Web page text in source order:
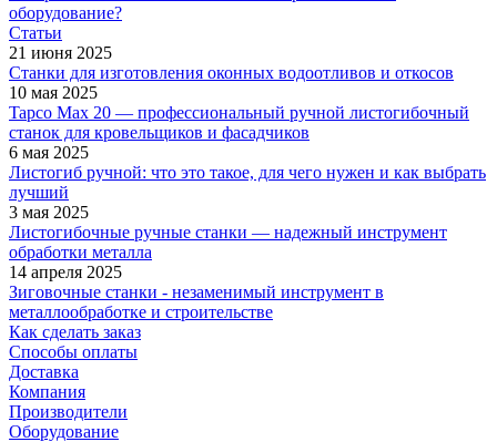
оборудование?
Статьи
21 июня 2025
Станки для изготовления оконных водоотливов и откосов
10 мая 2025
Tapco Max 20 — профессиональный ручной листогибочный
станок для кровельщиков и фасадчиков
6 мая 2025
Листогиб ручной: что это такое, для чего нужен и как выбрать
лучший
3 мая 2025
Листогибочные ручные станки — надежный инструмент
обработки металла
14 апреля 2025
Зиговочные станки - незаменимый инструмент в
металлообработке и строительстве
Как сделать заказ
Способы оплаты
Доставка
Компания
Производители
Оборудование